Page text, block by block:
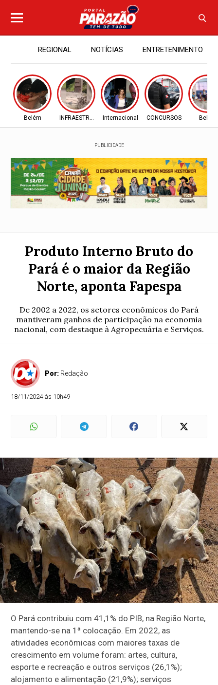
REGIONAL NOTÍCIAS ENTRETENIMENTO
Belém INFRAESTRUTURAInternacional CONCURSOS Belém
PUBLICIDADE
Produto Interno Bruto do
Pará é o maior da Região
Norte, aponta Fapespa
De 2002 a 2022, os setores econômicos do Pará
mantiveram ganhos de participação na economia
nacional, com destaque à Agropecuária e Serviços.
Por: Redação
18/11/2024 às 10h49
O Pará contribuiu com 41,1% do PIB, na Região Norte,
mantendo-se na 1ª colocação. Em 2022, as
atividades econômicas com maiores taxas de
crescimento em volume foram: artes, cultura,
esporte e recreação e outros serviços (26,1%);
alojamento e alimentação (21,9%); serviços